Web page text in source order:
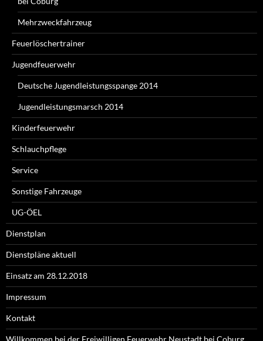
Mehrzweckfahrzeug
Feuerlöschertrainer
Jugendfeuerwehr
Deutsche Jugendleistungsspange 2014
Jugendleistungsmarsch 2014
Kinderfeuerwehr
Schlauchpflege
Service
Sonstige Fahrzeuge
UG-ÖEL
Dienstplan
Dienstpläne aktuell
Einsatz am 28.12.2018
Impressum
Kontakt